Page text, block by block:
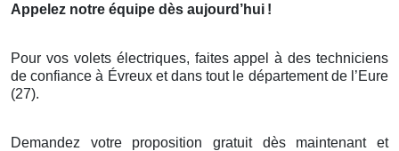
Appelez notre équipe dès aujourd’hui !
Pour vos volets électriques, faites appel à des techniciens
de confiance à Évreux et dans tout le département de l’Eure
(27).
Demandez votre proposition gratuit dès maintenant et